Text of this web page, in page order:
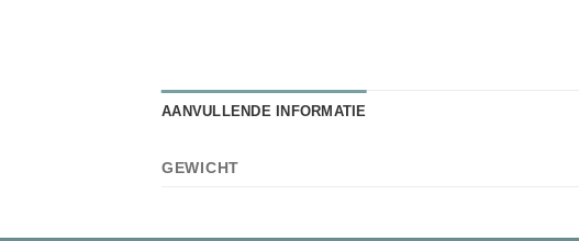
AANVULLENDE INFORMATIE
GEWICHT